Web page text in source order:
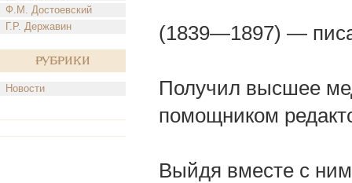
Ф.М. Достоевский
Г.Р. Державин
Рубрики
Новости
(1839—1897) —
Получил высшее
помощником
Выйдя вместе с